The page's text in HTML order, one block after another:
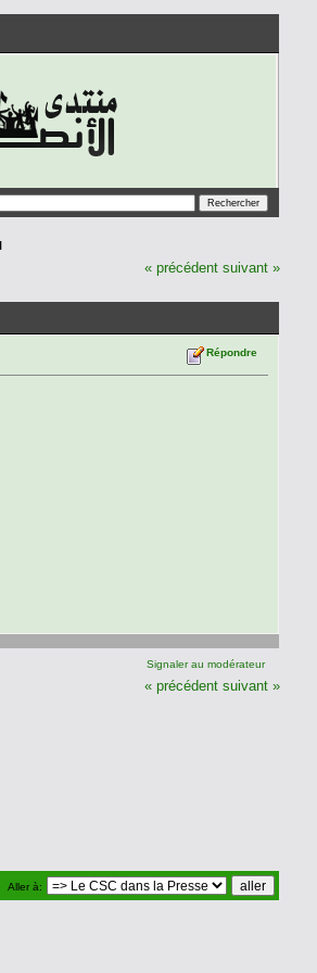
« précédent suivant »
Répondre
Signaler au modérateur
« précédent suivant »
Aller à: